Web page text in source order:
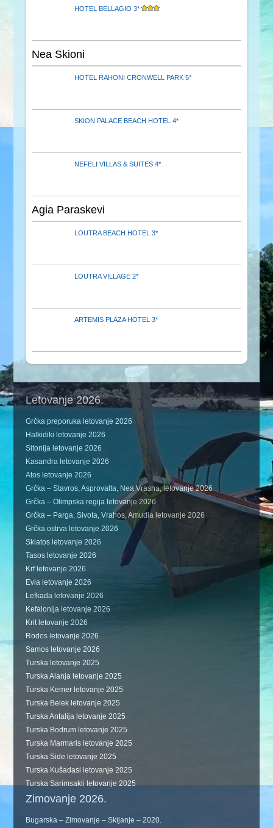
HOTEL BELLAGIO 3*
Nea Skioni
HOTEL RAHONI CRONWELL PARK 5*
SKION PALACE BEACH HOTEL 4*
NEFELI VILLAS & SUITES 4*
Agia Paraskevi
LOUTRA BEACH HOTEL 3*
LOUTRA VILLAGE 2*
ARTEMIS PLAZA HOTEL 3*
Letovanje 2026.
Grčka preporuka letovanje 2026
Halkidiki letovanje 2026
Sitonija letovanje 2026
Kasandra letovanje 2026
Atos letovanje 2026
Grčka – Stavros, Asprovalta, Nea Vrasna, letovanje 2026
Grčka – Olimpska regija letovanje 2026
Grčka – Parga, Sivota, Vrahos, Amudia letovanje 2026
Grčka ostrva letovanje 2026
Skiatos letovanje 2026
Tasos letovanje 2026
Krf letovanje 2026
Evia letovanje 2026
Lefkada letovanje 2026
Kefalonija letovanje 2026
Krit letovanje 2026
Rodos letovanje 2026
Samos letovanje 2026
Turska letovanje 2025
Turska Alanja letovanje 2025
Turska Kemer letovanje 2025
Turska Belek letovanje 2025
Turska Antalija letovanje 2025
Turska Bodrum letovanje 2025
Turska Marmaris letovanje 2025
Turska Side letovanje 2025
Turska Kušadasi letovanje 2025
Turska Sarimsakli letovanje 2025
Zimovanje 2026.
Bugarska – Zimovanje – Skijanje – 2020.